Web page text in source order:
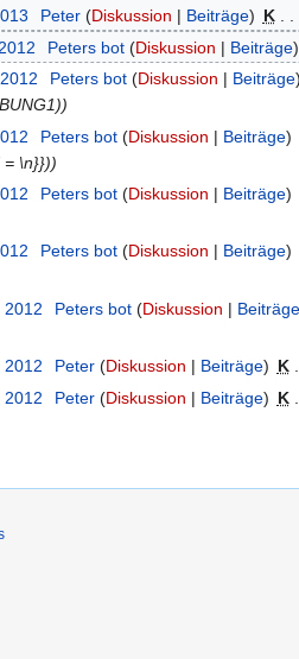
Peter Diskussion Beiträge K
Peters bot Diskussion Beiträge
Peters bot Diskussion Beiträge
Peters bot Diskussion Beiträge
= \n}})
Peters bot Diskussion Beiträge
Peters bot Diskussion Beiträge
2012 Peters bot Diskussion Beiträge
2012 Peter Diskussion Beiträge K
2012 Peter Diskussion Beiträge K